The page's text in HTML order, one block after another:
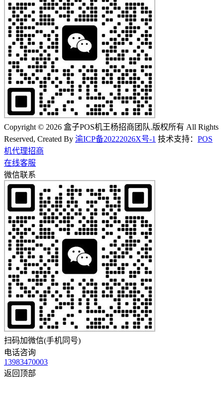
Copyright © 2026 盒子POS机王杨招商团队.版权所有 All Rights
Reserved, Created By 渝ICP备20222026X号-1 技术支持： POS
机代理招商
在线客服
微信联系
扫码加微信(手机同号)
电话咨询
13983470003
返回顶部